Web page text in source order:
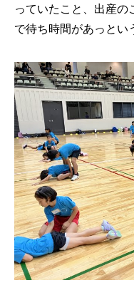
っていたこと、出産の
で待ち時間があっとい